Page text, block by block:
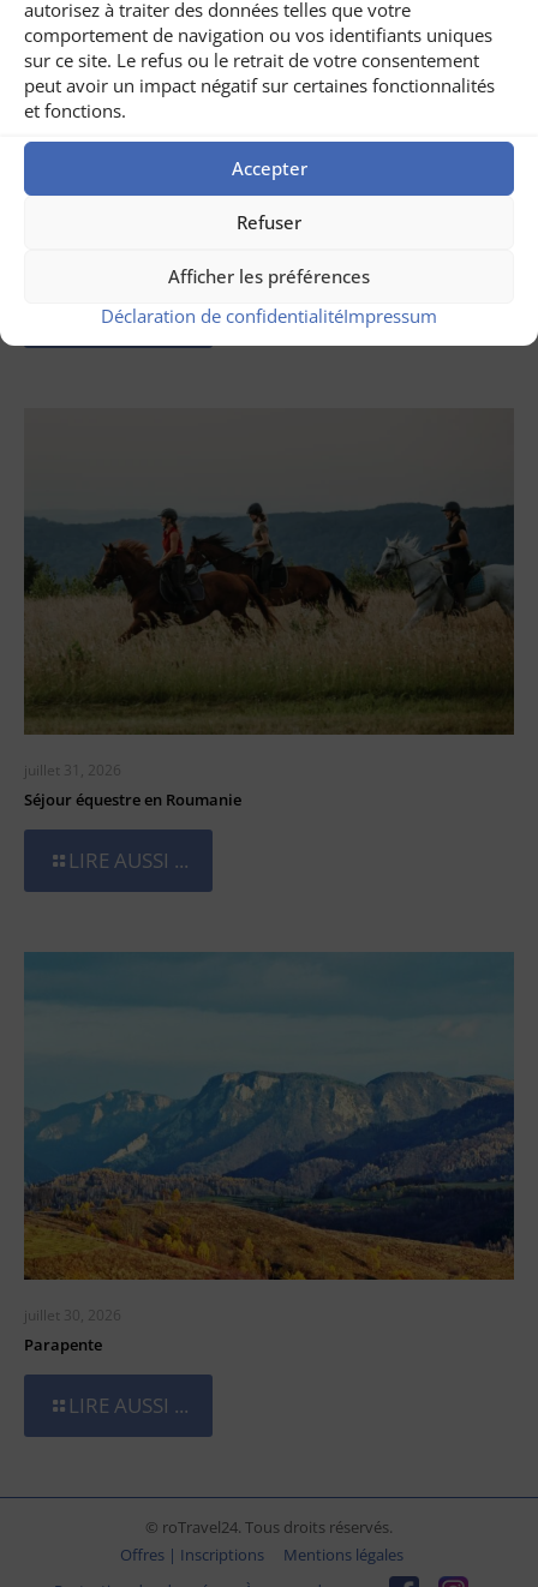
autorisez à traiter des données telles que votre
comportement de navigation ou vos identifiants uniques
sur ce site. Le refus ou le retrait de votre consentement
peut avoir un impact négatif sur certaines fonctionnalités
et fonctions.
Accepter
Refuser
Afficher les préférences
Déclaration de confidentialitéImpressum
LIRE AUSSI ...
juillet 31, 2026
Séjour équestre en Roumanie
LIRE AUSSI ...
juillet 30, 2026
Parapente
LIRE AUSSI ...
© roTravel24. Tous droits réservés.
Offres | Inscriptions
Mentions légales